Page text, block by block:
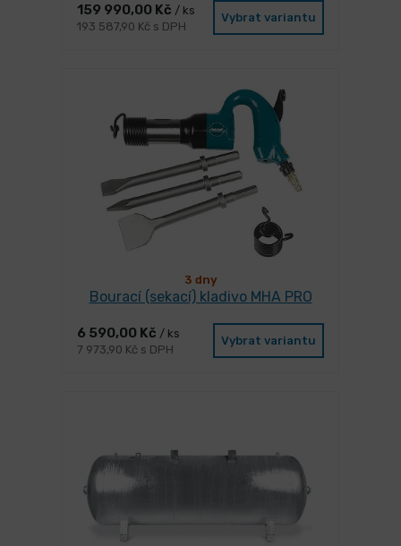
159 990,00 Kč / ks
193 587,90 Kč s DPH
Vybrat variantu
3 dny
Bourací (sekací) kladivo MHA PRO
6 590,00 Kč / ks
7 973,90 Kč s DPH
Vybrat variantu